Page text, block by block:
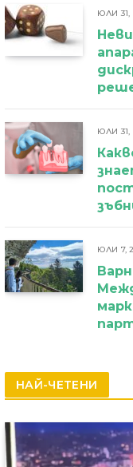
ЮЛИ 31,
ЮЛИ 31,
ЮЛИ 7,
НАЙ-ЧЕТЕНИ